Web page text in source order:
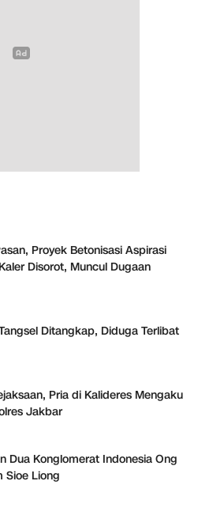
Proyek Betonisasi Aspirasi
Disorot, Muncul Dugaan
Ditangkap, Diduga Terlibat
Pria di Kalideres Mengaku
Jakbar
Dua Konglomerat Indonesia Ong
Sioe Liong